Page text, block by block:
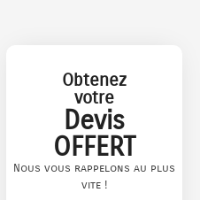
Obtenez
votre
Devis
OFFERT
Nous vous rappelons au plus
vite !